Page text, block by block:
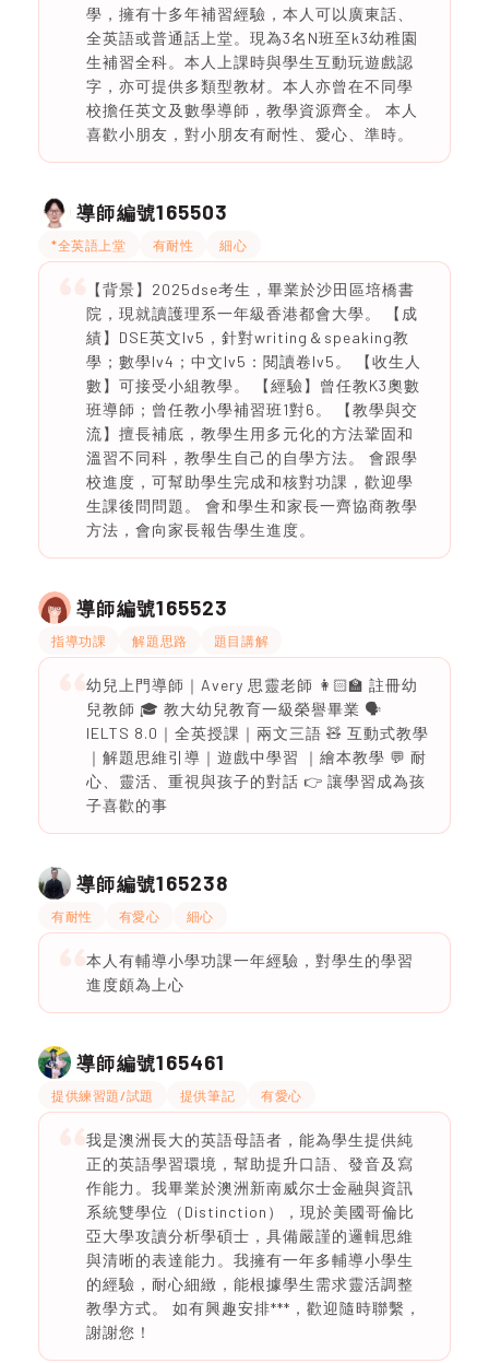
學，擁有十多年補習經驗，本人可以廣東話、
全英語或普通話上堂。現為3名N班至k3幼稚園
生補習全科。本人上課時與學生互動玩遊戲認
字，亦可提供多類型教材。本人亦曾在不同學
校擔任英文及數學導師，教學資源齊全。 本人
喜歡小朋友，對小朋友有耐性、愛心、準時。
導師編號165503
*全英語上堂 有耐性 細心
【背景】2025dse考生，畢業於沙田區培橋書
院，現就讀護理系一年級香港都會大學。 【成
績】DSE英文lv5，針對writing＆speaking教
學；數學lv4；中文lv5：閱讀卷lv5。 【收生人
數】可接受小組教學。 【經驗】曾任教K3奧數
班導師；曾任教小學補習班1對6。 【教學與交
流】擅長補底，教學生用多元化的方法鞏固和
溫習不同科，教學生自己的自學方法。 會跟學
校進度，可幫助學生完成和核對功課，歡迎學
生課後問問題。 會和學生和家長一齊協商教學
方法，會向家長報告學生進度。
導師編號165523
指導功課 解題思路 題目講解
幼兒上門導師｜Avery 思靈老師 👩🏻‍🏫 註冊幼
兒教師 🎓 教大幼兒教育一級榮譽畢業 🗣
IELTS 8.0｜全英授課｜兩文三語 🧸 互動式教學
｜解題思維引導｜遊戲中學習 ｜繪本教學 💬 耐
心、靈活、重視與孩子的對話 👉 讓學習成為孩
子喜歡的事
導師編號165238
有耐性 有愛心 細心
本人有輔導小學功課一年經驗，對學生的學習
進度頗為上心
導師編號165461
提供練習題/試題 提供筆記 有愛心
我是澳洲長大的英語母語者，能為學生提供純
正的英語學習環境，幫助提升口語、發音及寫
作能力。我畢業於澳洲新南威尔士金融與資訊
系統雙學位（Distinction），現於美國哥倫比
亞大學攻讀分析學碩士，具備嚴謹的邏輯思維
與清晰的表達能力。我擁有一年多輔導小學生
的經驗，耐心細緻，能根據學生需求靈活調整
教學方式。 如有興趣安排***，歡迎隨時聯繫，
謝謝您！